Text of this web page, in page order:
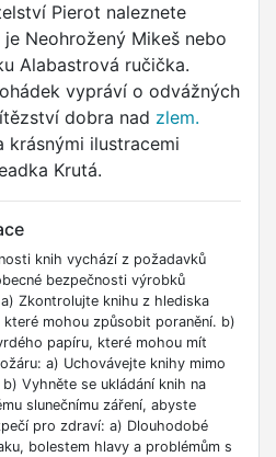
Pierot naleznete
Neohrožený Mikeš nebo
Alabastrová ručička.
vypráví o odvážných
dobra nad zlem.
krásnými ilustracemi
Krutá.
knih vychází z požadavků
bezpečnosti výrobků
Zkontrolujte knihu z hlediska
mohou způsobit poranění. b)
papíru, které mohou mít
a) Uchovávejte knihy mimo
Vyhněte se ukládání knih na
slunečnímu záření, abyste
pro zdraví: a) Dlouhodobé
bolestem hlavy a problémům s